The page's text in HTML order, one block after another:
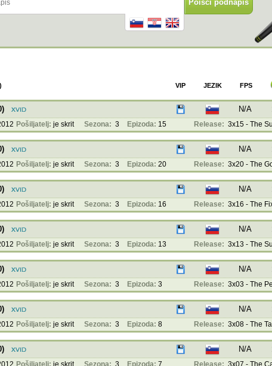
FPS
JEZIK
VIP
N/A
Pošiljatelj: je skrit Sezona: 3 Epizoda: 15 Release: 3x15 - The
N/A
Pošiljatelj: je skrit Sezona: 3 Epizoda: 20 Release: 3x20 - The
N/A
Pošiljatelj: je skrit Sezona: 3 Epizoda: 16 Release: 3x16 - The
N/A
Pošiljatelj: je skrit Sezona: 3 Epizoda: 13 Release: 3x13 - The
N/A
Pošiljatelj: je skrit Sezona: 3 Epizoda: 3 Release: 3x03 - The
N/A
Pošiljatelj: je skrit Sezona: 3 Epizoda: 8 Release: 3x08 - The
N/A
Pošiljatelj: je skrit Sezona: 3 Epizoda: 7 Release: 3x07 - The